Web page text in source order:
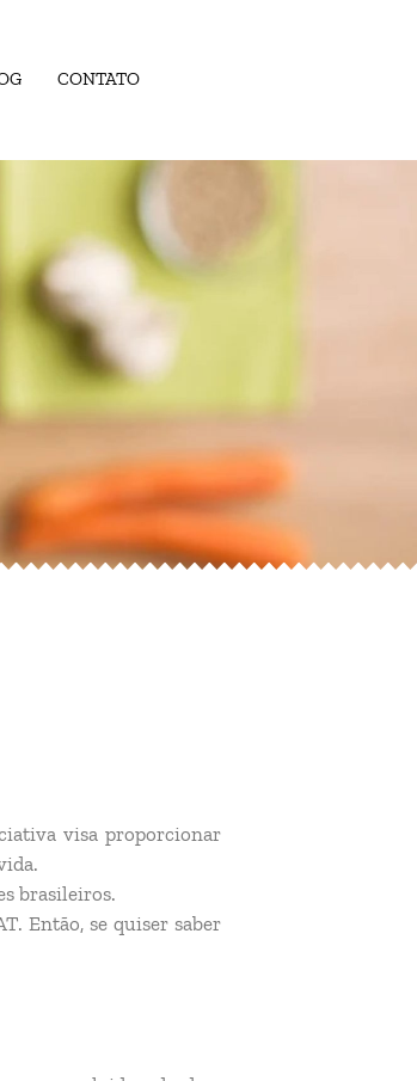
CONTATO
visa proporcionar
brasileiros.
Então, se quiser saber